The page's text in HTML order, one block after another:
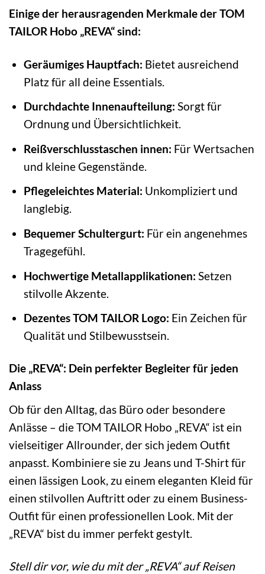
Einige der herausragenden Merkmale der TOM
TAILOR Hobo „REVA“ sind:
Geräumiges Hauptfach: Bietet ausreichend
Platz für all deine Essentials.
Durchdachte Innenaufteilung: Sorgt für
Ordnung und Übersichtlichkeit.
Reißverschlusstaschen innen: Für Wertsachen
und kleine Gegenstände.
Pflegeleichtes Material: Unkompliziert und
langlebig.
Bequemer Schultergurt: Für ein angenehmes
Tragegefühl.
Hochwertige Metallapplikationen: Setzen
stilvolle Akzente.
Dezentes TOM TAILOR Logo: Ein Zeichen für
Qualität und Stilbewusstsein.
Die „REVA“: Dein perfekter Begleiter für jeden
Anlass
Ob für den Alltag, das Büro oder besondere
Anlässe – die TOM TAILOR Hobo „REVA“ ist ein
vielseitiger Allrounder, der sich jedem Outfit
anpasst. Kombiniere sie zu Jeans und T-Shirt für
einen lässigen Look, zu einem eleganten Kleid für
einen stilvollen Auftritt oder zu einem Business-
Outfit für einen professionellen Look. Mit der
„REVA“ bist du immer perfekt gestylt.
Stell dir vor, wie du mit der „REVA“ auf Reisen